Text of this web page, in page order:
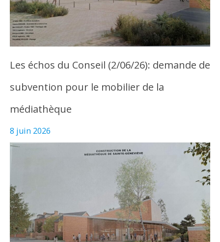
Les échos du Conseil (2/06/26): demande de
subvention pour le mobilier de la
médiathèque
8 juin 2026